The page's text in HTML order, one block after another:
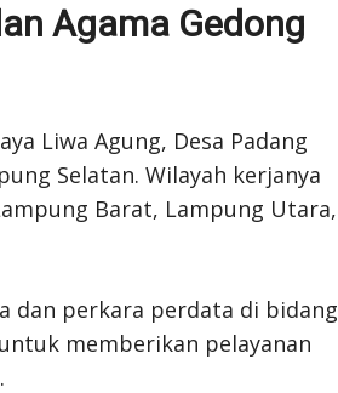
Agama Gedong
Liwa Agung, Desa Padang
Selatan. Wilayah kerjanya
Barat, Lampung Utara,
dan perkara perdata di bidang
memberikan pelayanan